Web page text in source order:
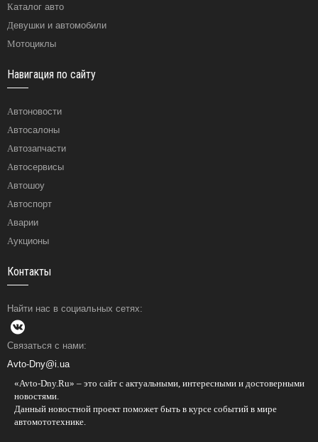
Каталог авто
Девушки и автомобили
Мотоциклы
Навигация по сайту
Автоновости
Автосалоны
Автозапчасти
Автосервисы
Автошоу
Автоспорт
Аварии
Аукционы
Контакты
Найти нас в социальных сетях:
Связаться с нами:
Avto-Dny@i.ua
«Avto-Dny.Ru» – это сайт с актуальными, интересными и достоверными
новостями.
Данный новостной проект поможет быть в курсе событий в мире
автомототехнике.